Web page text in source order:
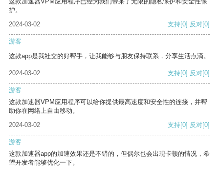
护。
2024-03-02
支持[0] 反对[0]
游客
这款app是我社交的好帮手，让我能够与朋友保持联系，分享生活点滴。
2024-03-02 支持[0] 反对[0]
游客
这款加速器VPM应用程序可以给你提供最高速度和安全性的连接，并帮
助你在网络上自由移动。
2024-03-02
支持[0] 反对[0]
游客
这款加速器app的加速效果还是不错的，但偶尔也会出现卡顿的情况，希
望开发者能够优化一下。